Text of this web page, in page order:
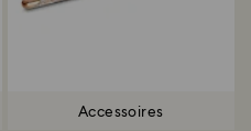
Accessoires